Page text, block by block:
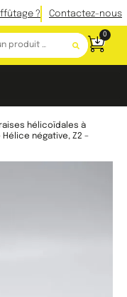
? Contactez-nous
0
hélicoïdales à
négative, Z2 –